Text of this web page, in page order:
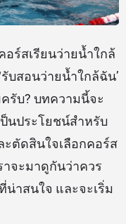
ร์สเรียนว่ายน้ำใกล้
บสอนว่ายน้ำใกล้ฉัน’
ครับ? บทความนี้จะ
นประโยชน์สำหรับ
ตัดสินใจเลือกคอร์ส
าจะมาดูกันว่าควร
น่าสนใจ และจะเริ่ม